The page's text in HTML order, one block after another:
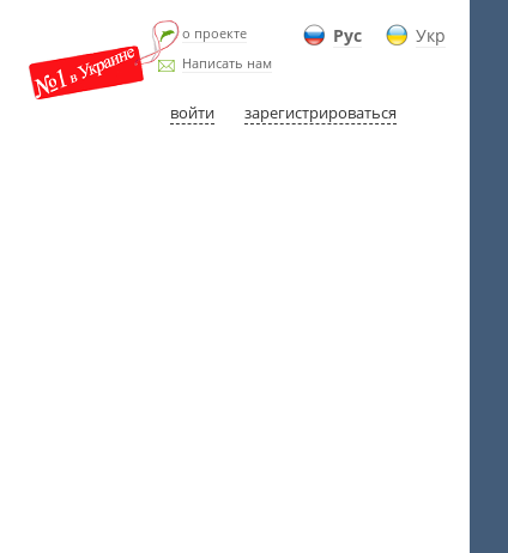
Рус Укр
о проекте
Написать нам
войти зарегистрироваться